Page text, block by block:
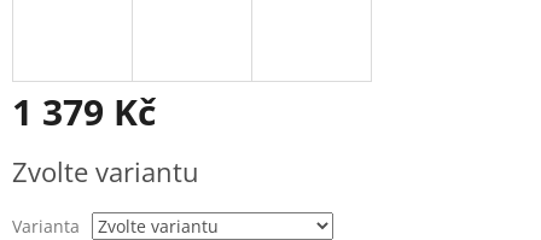
1 379 Kč
cena:
Zvolte variantu
Varianta